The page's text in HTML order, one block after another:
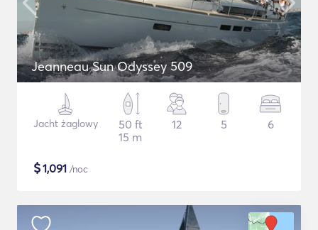
Jeanneau Sun Odyssey 509
Jacht żaglowy
50 ft
15 m
12 5 6
$1,091 /noc